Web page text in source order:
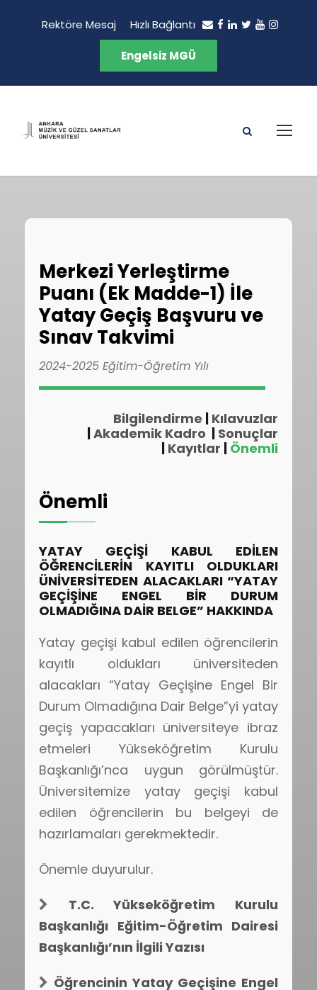
Rektöre Mesaj Hızlı Bağlantı
Engelsiz MGÜ
Merkezi Yerleştirme
Puanı (Ek Madde-1) İle
Yatay Geçiş Başvuru ve
Sınav Takvimi
2024-2025 Eğitim-Öğretim Yılı
Bilgilendirme | Kılavuzlar
|Akademik Kadro | Sonuçlar
| Kayıtlar | Önemli
Önemli
YATAY GEÇİŞİ KABUL EDİLEN
ÖĞRENCİLERİN KAYITLI OLDUKLARI
ÜNİVERSİTEDEN ALACAKLARI “YATAY
GEÇİŞİNE ENGEL BİR DURUM
OLMADIĞINA DAİR BELGE” HAKKINDA
Yatay geçişi kabul edilen öğrencilerin
kayıtlı oldukları üniversiteden
alacakları “Yatay Geçişine Engel Bir
Durum Olmadığına Dair Belge”yi yatay
geçiş yapacakları üniversiteye ibraz
etmeleri Yükseköğretim Kurulu
Başkanlığı’nca uygun görülmüştür.
Üniversitemize yatay geçişi kabul
edilen öğrencilerin bu belgeyi de
hazırlamaları gerekmektedir.
Önemle duyurulur.
T.C. Yükseköğretim Kurulu
Başkanlığı Eğitim-Öğretim Dairesi
Başkanlığı’nın İlgili Yazısı
Öğrencinin Yatay Geçişine Engel